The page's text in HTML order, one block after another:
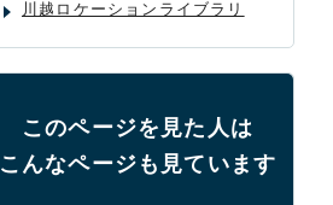
川越ロケーションライブラリ
このページを見た人は
こんなページも見ています